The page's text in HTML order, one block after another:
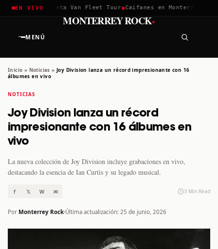
EN VIVO
2026 ✱Greta Van Fleet Tour✱Caifanes en Monterrey · 12
MENÚ
MONTERREY ROCK·
Inicio » Noticias » Joy Division lanza un récord impresionante con 16
álbumes en vivo
NOTICIAS
Joy Division lanza un récord
impresionante con 16 álbumes en
vivo
La nueva colección de Joy Division incluye grabaciones en vivo,
destacando la esencia de Ian Curtis y su legado musical.
f 𝕏 W ✉ 3 Min Read
Por Monterrey Rock Última actualización: 25 de junio, 2026